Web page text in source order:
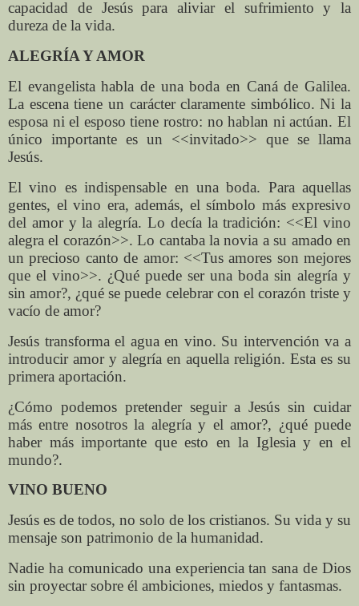
capacidad de Jesús para aliviar el sufrimiento y la
dureza de la vida.
ALEGRÍA Y AMOR
El evangelista habla de una boda en Caná de Galilea.
La escena tiene un carácter claramente simbólico. Ni la
esposa ni el esposo tiene rostro: no hablan ni actúan. El
único importante es un <<invitado>> que se llama
Jesús.
El vino es indispensable en una boda. Para aquellas
gentes, el vino era, además, el símbolo más expresivo
del amor y la alegría. Lo decía la tradición: <<El vino
alegra el corazón>>. Lo cantaba la novia a su amado en
un precioso canto de amor: <<Tus amores son mejores
que el vino>>. ¿Qué puede ser una boda sin alegría y
sin amor?, ¿qué se puede celebrar con el corazón triste y
vacío de amor?
Jesús transforma el agua en vino. Su intervención va a
introducir amor y alegría en aquella religión. Esta es su
primera aportación.
¿Cómo podemos pretender seguir a Jesús sin cuidar
más entre nosotros la alegría y el amor?, ¿qué puede
haber más importante que esto en la Iglesia y en el
mundo?.
VINO BUENO
Jesús es de todos, no solo de los cristianos. Su vida y su
mensaje son patrimonio de la humanidad.
Nadie ha comunicado una experiencia tan sana de Dios
sin proyectar sobre él ambiciones, miedos y fantasmas.